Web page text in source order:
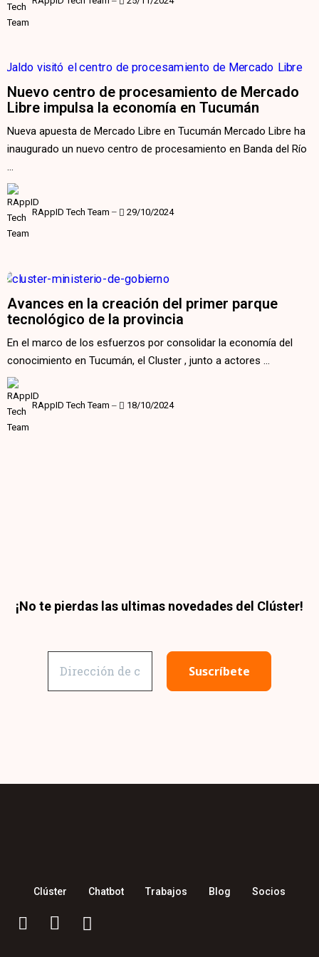
Nuevo centro de procesamiento de Mercado
Libre impulsa la economía en Tucumán
Nueva apuesta de Mercado Libre en Tucumán Mercado Libre ha
inaugurado un nuevo centro de procesamiento en Banda del Río
…
RAppID Tech Team ‒ 29/10/2024
Avances en la creación del primer parque
tecnológico de la provincia
En el marco de los esfuerzos por consolidar la economía del
conocimiento en Tucumán, el Cluster , junto a actores …
RAppID Tech Team ‒ 18/10/2024
¡No te pierdas las ultimas novedades del Clúster!
Clúster Chatbot Trabajos Blog Socios